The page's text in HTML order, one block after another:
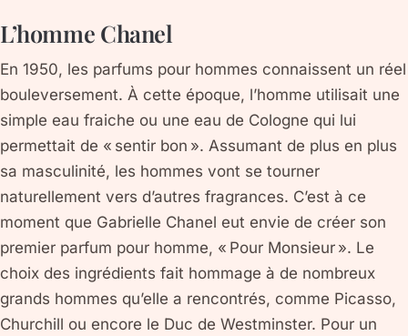
L’homme Chanel
En 1950, les parfums pour hommes connaissent un réel
bouleversement. À cette époque, l’homme utilisait une
simple eau fraiche ou une eau de Cologne qui lui
permettait de « sentir bon ». Assumant de plus en plus
sa masculinité, les hommes vont se tourner
naturellement vers d’autres fragrances. C’est à ce
moment que Gabrielle Chanel eut envie de créer son
premier parfum pour homme, « Pour Monsieur ». Le
choix des ingrédients fait hommage à de nombreux
grands hommes qu’elle a rencontrés, comme Picasso,
Churchill ou encore le Duc de Westminster. Pour un